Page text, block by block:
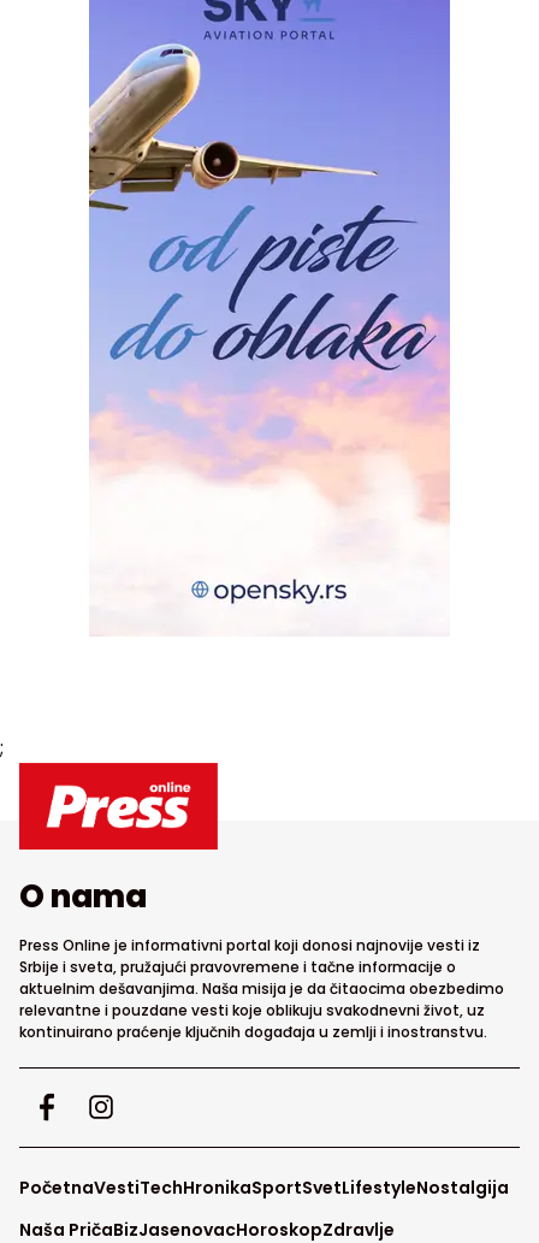
;
O nama
Press Online je informativni portal koji donosi najnovije vesti iz
Srbije i sveta, pružajući pravovremene i tačne informacije o
aktuelnim dešavanjima. Naša misija je da čitaocima obezbedimo
relevantne i pouzdane vesti koje oblikuju svakodnevni život, uz
kontinuirano praćenje ključnih događaja u zemlji i inostranstvu.
PočetnaVestiTechHronikaSportSvetLifestyleNostalgija
Naša PričaBizJasenovacHoroskopZdravlje